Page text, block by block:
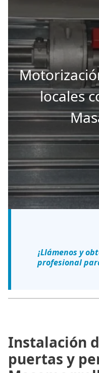
locales
¡Llámenos y
profesional
Instalación
puertas y